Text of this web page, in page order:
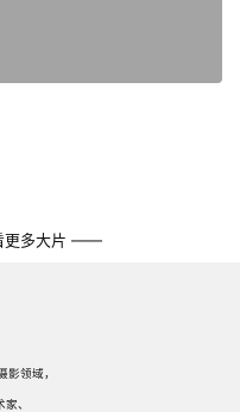
更多大片 ——
领域，
、